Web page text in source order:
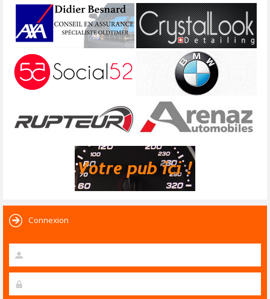
Connexion